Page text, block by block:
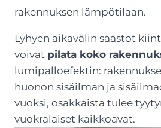
rakennuksen lämpötilaan.
Lyhyen aikavälin säästöt
voivat pilata koko
lumipalloefektin:
huonon sisäilman ja
vuoksi, osakkaista tulee
vuokralaiset kaikkoavat.